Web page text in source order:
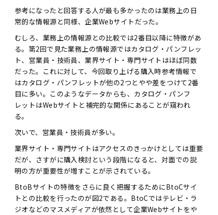
参考になったと回答する人が最も多かったのは業務上の日
常的な情報源と同様、企業Webサイトだった。
むしろ、業務上の情報源との比較では2番目以降に特徴があ
る。第2回で見た業務上の情報源ではカタログ・パンフレッ
ト、営業員・技術員、業界サイト・専門サイトはほぼ同数
だった。これに対して、今回取り上げる購入時参考情報で
はカタログ・パンフレットが他の2つとやや差をつけて2番
目に多い。このようなデータからも、カタログ・パンフ
レットはWebサイトと補完的な関係にあることが窺われ
る。
次いで、営業員・技術員が多い。
業界サイト・専門サイトはアクセスのきっかけとしては重要
だが、さすがに購入検討という段階になると、対面での説
明の方が重要性が増すことが示されている。
BtoBサイトの特徴をさらに良く把握するためにBtoCサイ
トとの比較を行ったのが図2である。BtoCではテレビ・ラ
ジオなどのマスメディアが依然として企業Webサイトをや